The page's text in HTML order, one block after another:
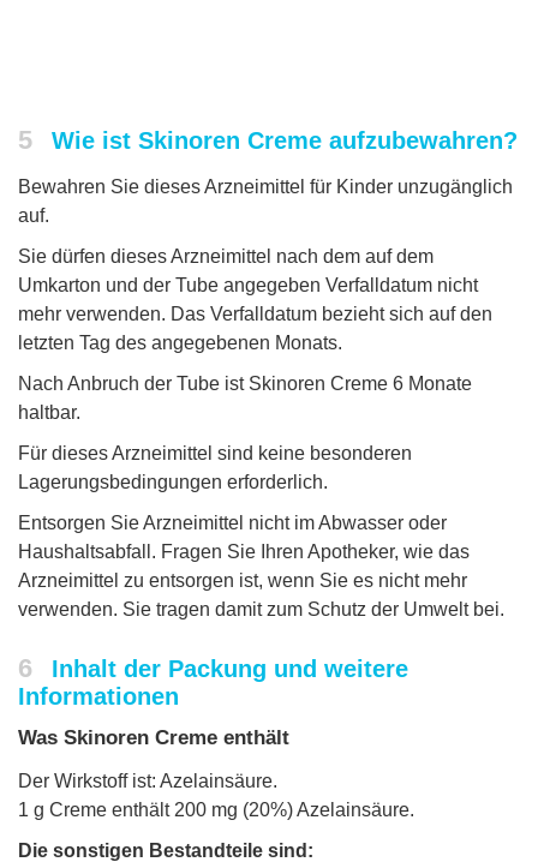
5 Wie ist Skinoren Creme aufzubewahren?
Bewahren Sie dieses Arzneimittel für Kinder unzugänglich
auf.
Sie dürfen dieses Arzneimittel nach dem auf dem
Umkarton und der Tube angegeben Verfalldatum nicht
mehr verwenden. Das Verfalldatum bezieht sich auf den
letzten Tag des angegebenen Monats.
Nach Anbruch der Tube ist Skinoren Creme 6 Monate
haltbar.
Für dieses Arzneimittel sind keine besonderen
Lagerungsbedingungen erforderlich.
Entsorgen Sie Arzneimittel nicht im Abwasser oder
Haushaltsabfall. Fragen Sie Ihren Apotheker, wie das
Arzneimittel zu entsorgen ist, wenn Sie es nicht mehr
verwenden. Sie tragen damit zum Schutz der Umwelt bei.
6
Inhalt der Packung und weitere
Informationen
Was Skinoren Creme enthält
Der Wirkstoff ist: Azelainsäure.
1 g Creme enthält 200 mg (20%) Azelainsäure.
Die sonstigen Bestandteile sind: